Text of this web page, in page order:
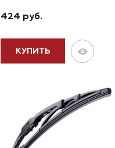
424 руб.
КУПИТЬ